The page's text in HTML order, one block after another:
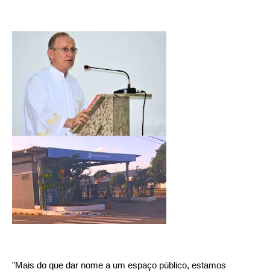
"Mais do que dar nome a um espaço público, estamos